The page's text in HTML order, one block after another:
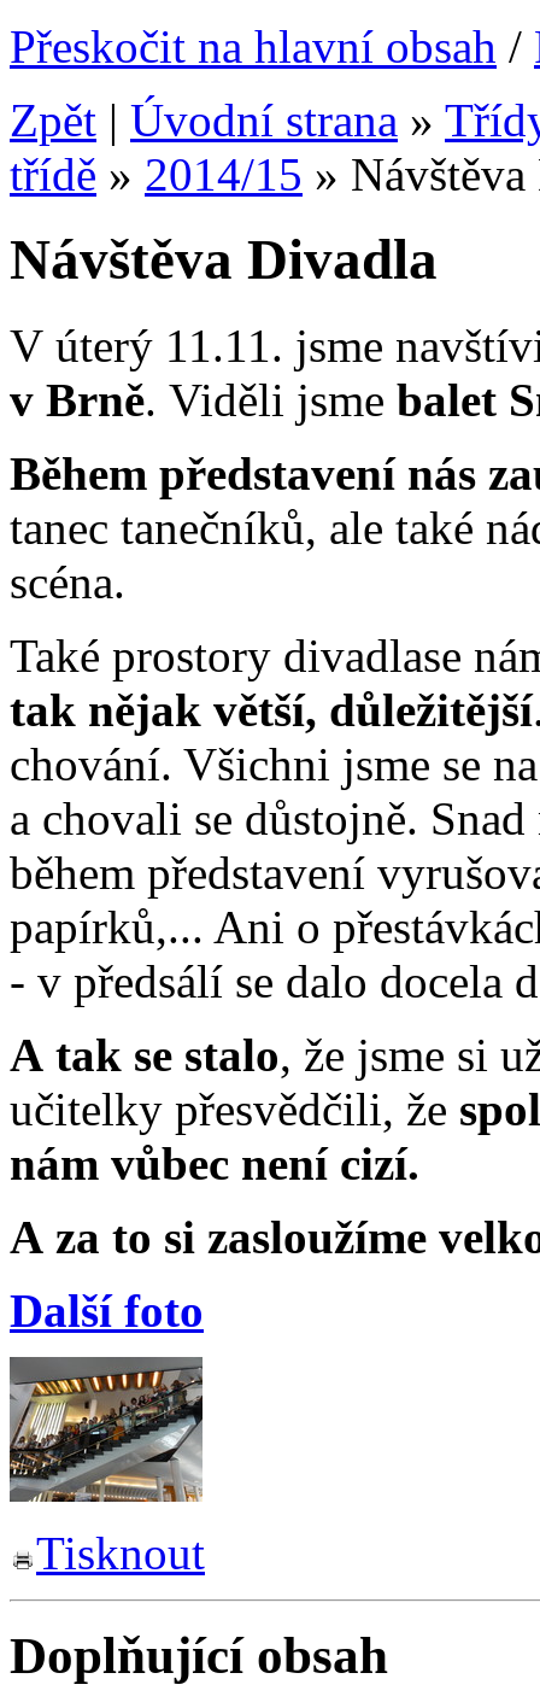
Přeskočit na hlavní obsah /
Zpět | Úvodní strana »
třídě » 2014/15 »
Návštěva Divadla
V úterý 11.11. jsme
v Brně. Viděli jsme balet
Během představení nás
tanec tanečníků, ale také
scéna.
Také prostory divadlase
tak nějak větší, důležitější
chování. Všichni jsme se
a chovali se důstojně.
během představení
papírků,... Ani o
- v předsálí se dalo docela
A tak se stalo, že jsme si
učitelky přesvědčili, že
nám vůbec není cizí.
A za to si zasloužíme
Další foto
Tisknout
Doplňující obsah